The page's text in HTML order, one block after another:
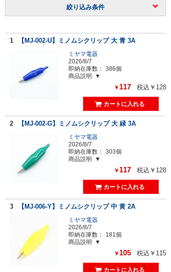
絞り込み条件
1 【MJ-002-U】ミノムシクリップ 大 青 3A
ミヤマ電器
2026/8/7
即納在庫数：
386個
商品説明
￥ 117 税込￥128
2 【MJ-002-G】ミノムシクリップ 大 緑 3A
ミヤマ電器
2026/8/7
即納在庫数：
303個
商品説明
￥ 117 税込￥128
3 【MJ-006-Y】ミノムシクリップ 中 黄 2A
ミヤマ電器
2026/8/7
即納在庫数：
181個
商品説明
￥ 105 税込￥115